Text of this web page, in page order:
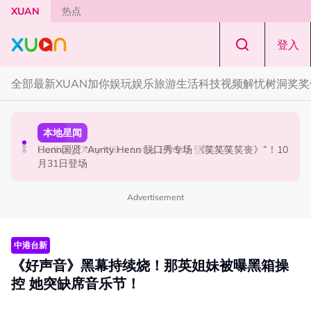
Skip to main content
XUAN 热点
登入
全部最新XUAN加你娱玩娱乐旅游生活科技视频解忧树洞奖
国际星闻
Tom Holland “Spiderman” 替身曝光！“替完蜘蛛人，马上
又去演忍者”
活动
Cadbury Dairy Milk x Lotus Biscoff 登陆大马！
本地星闻
Henn国贤 “Aunty Henn 脱口秀专场 《笑笑笑笑丧》”！10
月31日登场
Advertisement
中港台新
《好声音》黑幕持续烧！那英姐妹被曝黑箱操
控 她突缺席音乐节！